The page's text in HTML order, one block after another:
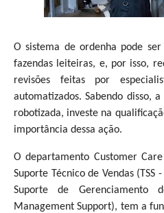
O sistema de ordenha pode ser
fazendas leiteiras, e, por isso,
revisões feitas por
automatizados. Sabendo disso,
robotizada, investe na
importância dessa ação.
O departamento Customer
Suporte Técnico de Vendas (TSS
Suporte de Gerenciamento
Management Support), tem a